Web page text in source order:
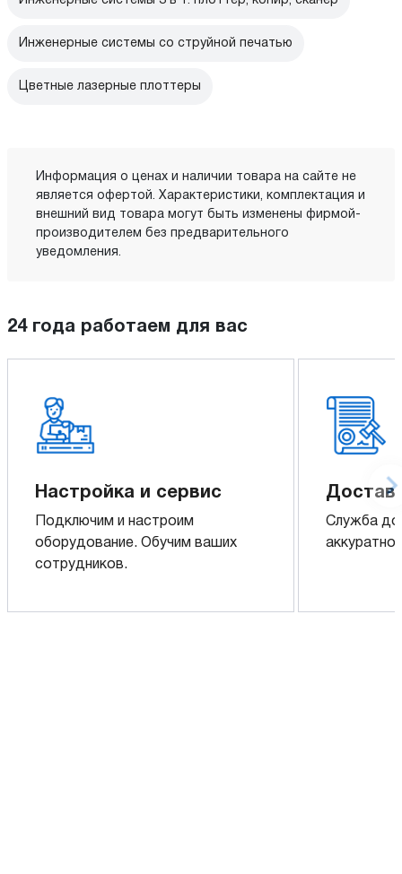
Инженерные системы со струйной печатью
Цветные лазерные плоттеры
Информация о ценах и наличии товара на сайте не
является офертой. Характеристики, комплектация и
внешний вид товара могут быть изменены фирмой-
производителем без предварительного
уведомления.
24 года работаем для вас
Настройка и сервис
Подключим и настроим
оборудование. Обучим ваших
сотрудников.
Служба
аккуратно